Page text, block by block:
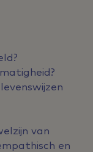
van
en